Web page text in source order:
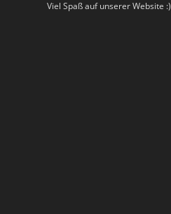
Viel Spaß auf unserer Website :)